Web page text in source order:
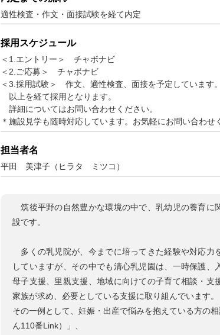
適性検査・作文・面接試験を経て内定
採用スケジュール
＜1.エントリー＞ チャボナビ
＜2.ご応募＞ チャボナビ
＜3.採用試験＞ 作文、適性検査、面接を予定しています。
以上を経て採用となります。
詳細についてはお問い合わせください。
＊施設見学も随時対応しています。お気軽にお問い合わせ
担当者名
平田 美津子（ヒラタ ミツコ）
筑後平野の自然豊かな環境の中で、乳幼児の養育に
設です。
多くの乳児院が、今までに培ってきた経験や対応力
していますが、その中でも清心乳児園は、一時保護
母子支援、里親支援、地域に向けての子育て相談・支
家族が求め、必要としている支援に取り組んでいます。
その一例として、妊娠・出産で悩みを抱えている方の
ん110番Link）」、